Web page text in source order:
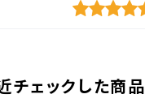
チェックした商品